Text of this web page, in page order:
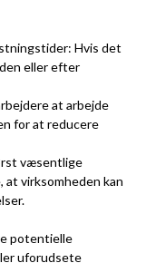
Hvis det
eller efter
at arbejde
for at reducere
væsentlige
virksomheden kan
potentielle
uforudsete